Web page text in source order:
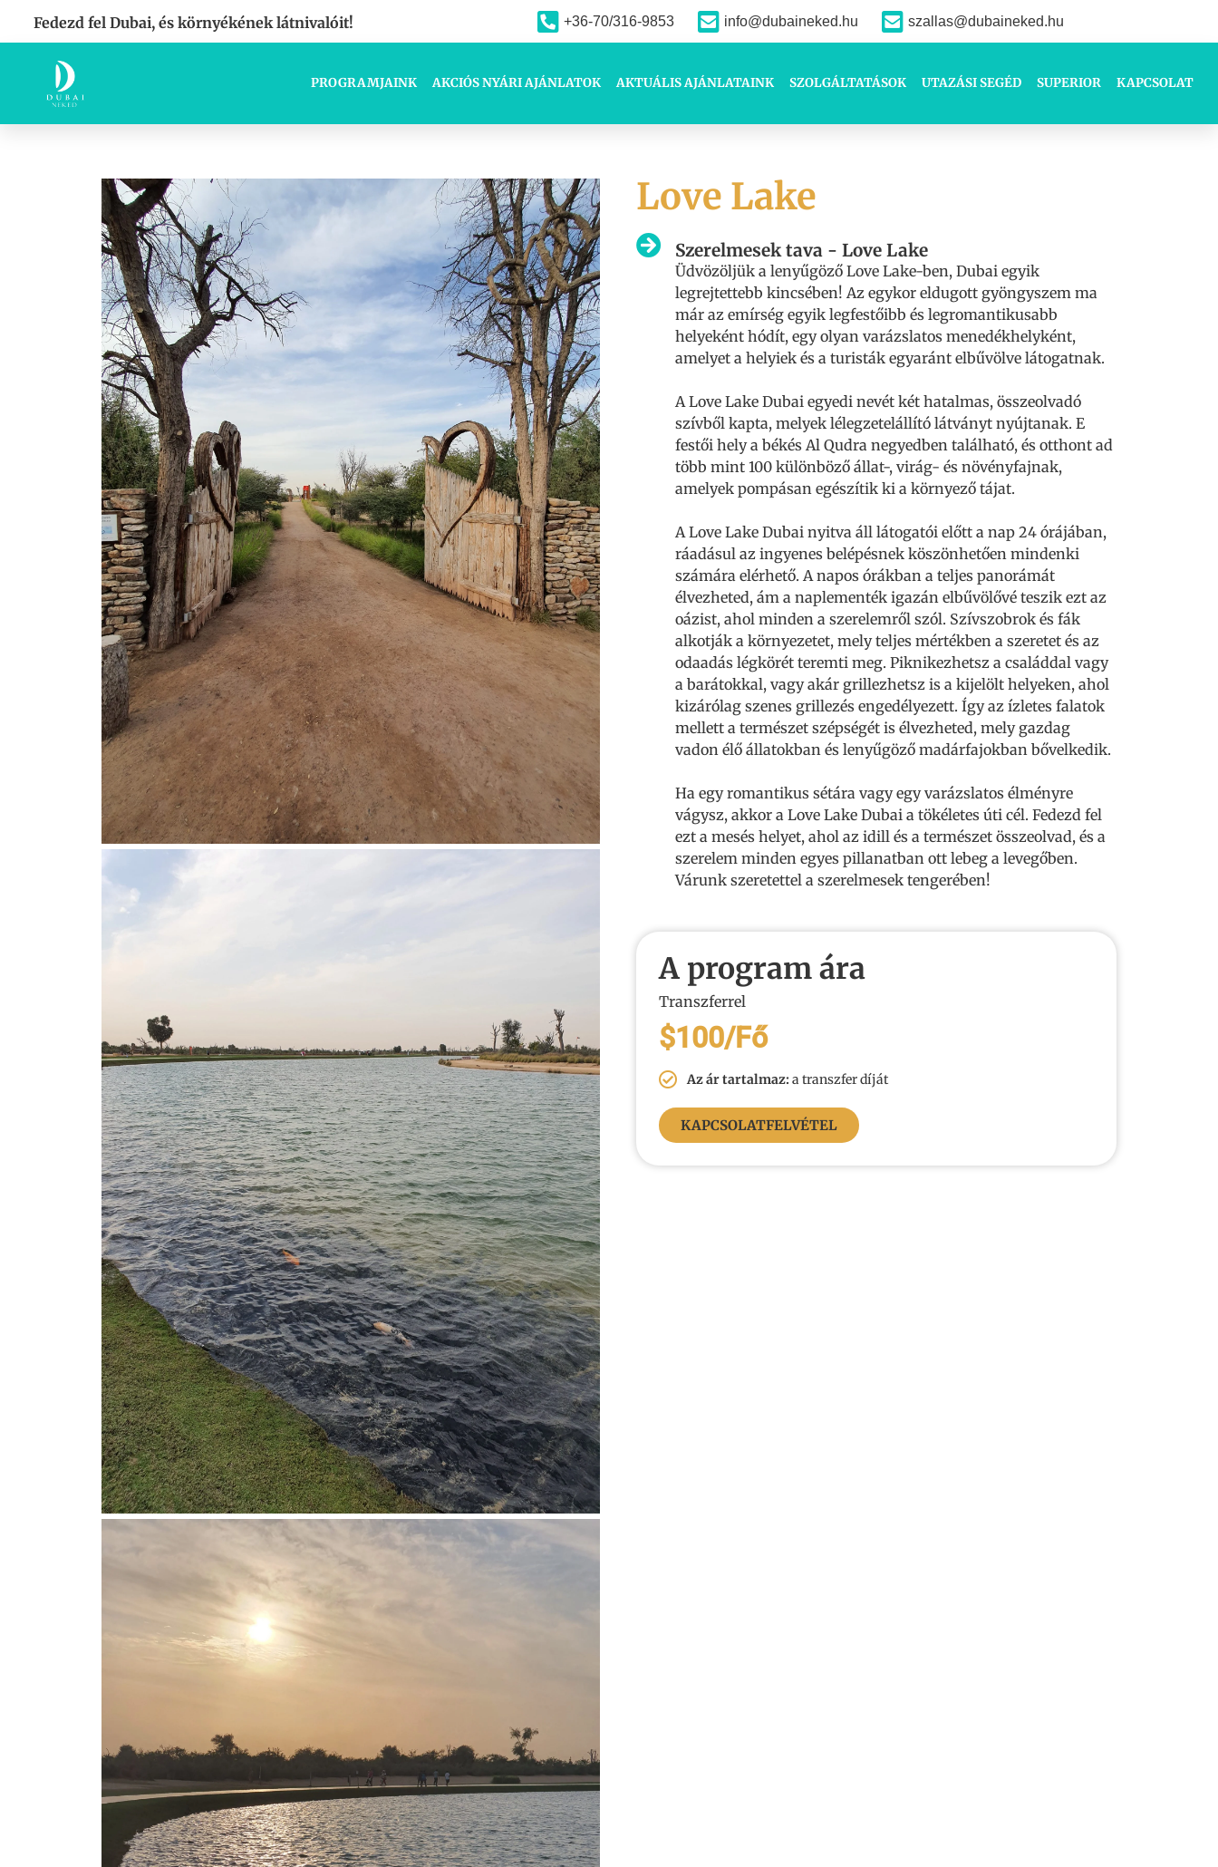
Fedezd fel Dubai, és környékének látnivalóit! +36-70/316-9853 info@dubaineked.hu szallas@dubaineked.hu
PROGRAMJAINK AKCIÓS NYÁRI AJÁNLATOK AKTUÁLIS AJÁNLATAINK SZOLGÁLTATÁSOK UTAZÁSI SEGÉD SUPERIOR KAPCSOLAT
Love Lake
Szerelmesek tava - Love Lake
Üdvözöljük a lenyűgöző Love Lake-ben, Dubai egyik
legrejtettebb kincsében! Az egykor eldugott gyöngyszem ma
már az emírség egyik legfestőibb és legromantikusabb
helyeként hódít, egy olyan varázslatos menedékhelyként,
amelyet a helyiek és a turisták egyaránt elbűvölve látogatnak.
A Love Lake Dubai egyedi nevét két hatalmas, összeolvadó
szívből kapta, melyek lélegzetelállító látványt nyújtanak. E
festői hely a békés Al Qudra negyedben található, és otthont ad
több mint 100 különböző állat-, virág- és növényfajnak,
amelyek pompásan egészítik ki a környező tájat.
A Love Lake Dubai nyitva áll látogatói előtt a nap 24 órájában,
ráadásul az ingyenes belépésnek köszönhetően mindenki
számára elérhető. A napos órákban a teljes panorámát
élvezheted, ám a naplementék igazán elbűvölővé teszik ezt az
oázist, ahol minden a szerelemről szól. Szívszobrok és fák
alkotják a környezetet, mely teljes mértékben a szeretet és az
odaadás légkörét teremti meg. Piknikezhetsz a családdal vagy
a barátokkal, vagy akár grillezhetsz is a kijelölt helyeken, ahol
kizárólag szenes grillezés engedélyezett. Így az ízletes falatok
mellett a természet szépségét is élvezheted, mely gazdag
vadon élő állatokban és lenyűgöző madárfajokban bővelkedik.
Ha egy romantikus sétára vagy egy varázslatos élményre
vágysz, akkor a Love Lake Dubai a tökéletes úti cél. Fedezd fel
ezt a mesés helyet, ahol az idill és a természet összeolvad, és a
szerelem minden egyes pillanatban ott lebeg a levegőben.
Várunk szeretettel a szerelmesek tengerében!
A program ára
Transzferrel
$100/Fő
Az ár tartalmaz:a transzfer díját
KAPCSOLATFELVÉTEL